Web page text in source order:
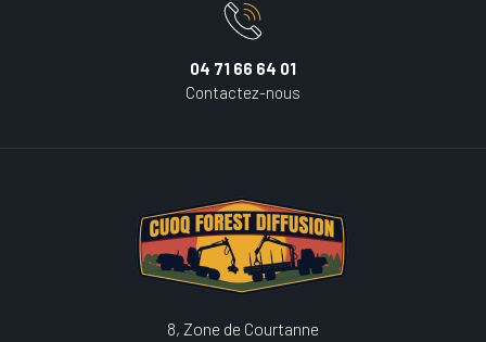
04 71 66 64 01
Contactez-nous
8, Zone de Courtanne